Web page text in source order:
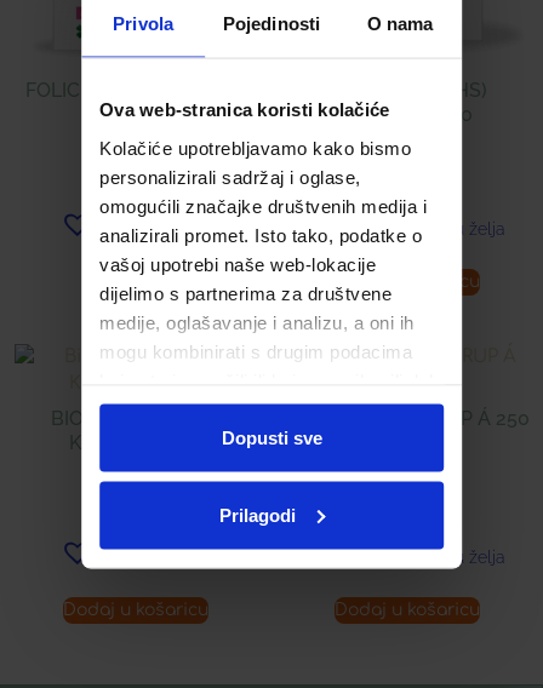
Privola Pojedinosti O nama
Ova web-stranica koristi kolačiće
Kolačiće upotrebljavamo kako bismo
personalizirali sadržaj i oglase,
omogućili značajke društvenih medija i
analizirali promet. Isto tako, podatke o
vašoj upotrebi naše web-lokacije
dijelimo s partnerima za društvene
medije, oglašavanje i analizu, a oni ih
mogu kombinirati s drugim podacima
ste upotrebljavali njihove usluge.
Dopusti sve
Prilagodi
FOLIC ACTIVE KAPSULE
(PHS) Á 30
Dodaj u listu želja
BOULARDII (PHS)
KAPSULE Á 10
Dodaj u listu želja
Dodaj u košaricu
BIO-C 500 ® (PHS)
KAPSULE Á 40
Dodaj u košaricu
ALPENKRAFT SIRUP Á 250
Dodaj u listu želja
Dodaj u košaricu